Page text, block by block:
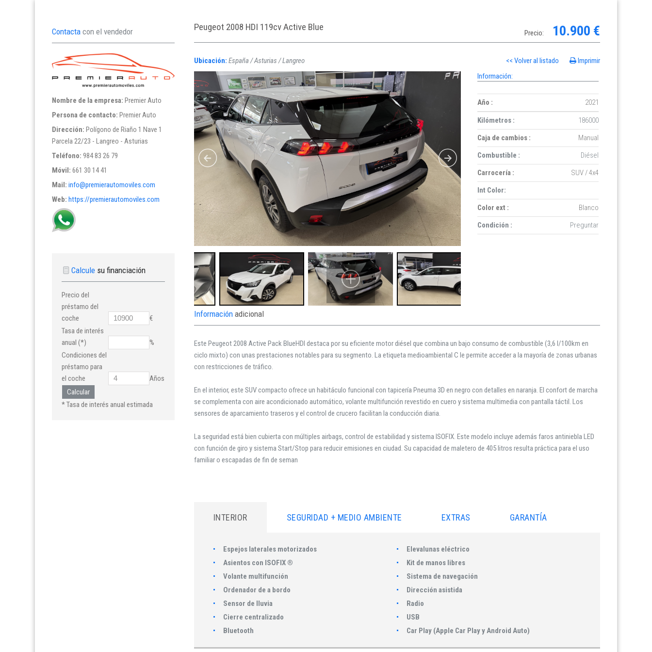
Peugeot 2008 HDI 119cv Active Blue
Precio: 10.900 €
Ubicación: España / Asturias / Langreo << Volver al listado
Imprimir
Información:
Año : 2021
Kilómetros :
186000
Caja de cambios :
Manual
Combustible :
Diésel
Carrocería :
SUV / 4x4
Int Color:
Color ext :
Blanco
Condición :
Preguntar
Información adicional
Este Peugeot 2008 Active Pack BlueHDI destaca por su eficiente motor diésel que combina un bajo consumo de combustible (3,6 l/100km en
ciclo mixto) con unas prestaciones notables para su segmento. La etiqueta medioambiental C le permite acceder a la mayoría de zonas urbanas
con restricciones de tráfico.
En el interior, este SUV compacto ofrece un habitáculo funcional con tapicería Pneuma 3D en negro con detalles en naranja. El confort de marcha
se complementa con aire acondicionado automático, volante multifunción revestido en cuero y sistema multimedia con pantalla táctil. Los
sensores de aparcamiento traseros y el control de crucero facilitan la conducción diaria.
La seguridad está bien cubierta con múltiples airbags, control de estabilidad y sistema ISOFIX. Este modelo incluye además faros antiniebla LED
con función de giro y sistema Start/Stop para reducir emisiones en ciudad. Su capacidad de maletero de 405 litros resulta práctica para el uso
familiar o escapadas de fin de seman
INTERIOR SEGURIDAD + MEDIO AMBIENTE EXTRAS GARANTÍA
Espejos laterales motorizados
Elevalunas eléctrico
Asientos con ISOFIX ®
Kit de manos libres
Volante multifunción
Sistema de navegación
Ordenador de a bordo
Dirección asistida
Sensor de lluvia
Radio
Cierre centralizado
USB
Bluetooth
Car Play (Apple Car Play y Android Auto)
Contacta con el vendedor
Nombre de la empresa: Premier Auto
Persona de contacto: Premier Auto
Dirección: Polígono de Riaño 1 Nave 1
Parcela 22/23 - Langreo - Asturias
Teléfono: 984 83 26 79
Móvil: 661 30 14 41
Mail: info@premierautomoviles.com
Web: https://premierautomoviles.com
Calcule su financiación
Precio del
préstamo del
coche
€
Tasa de interés
anual (*)
%
Condiciones del
préstamo para
el coche
Años
Calcular
* Tasa de interés anual estimada